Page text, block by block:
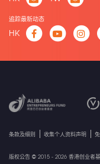
追踪最新动态
HK
条款及细则 收集个人资料声明
版权公告 © 2015 - 2026 香港创业者